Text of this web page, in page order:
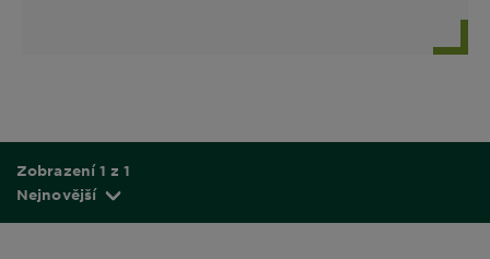
Zobrazení 1 z 1
Nejnovější